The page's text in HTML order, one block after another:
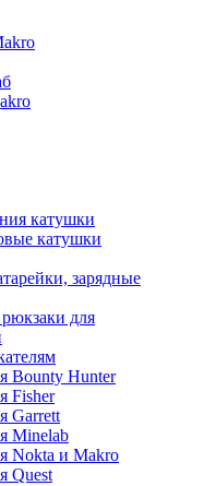
катушки
катушки
зарядные
для
Bounty Hunter
Fisher
Garrett
Minelab
Nokta и Makro
Quest